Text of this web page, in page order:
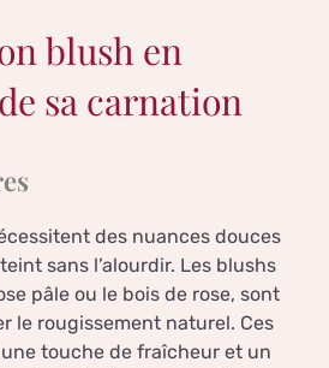
blush en
sa carnation
des nuances douces
sans l’alourdir. Les blushs
pâle ou le bois de rose, sont
le rougissement naturel. Ces
touche de fraîcheur et un